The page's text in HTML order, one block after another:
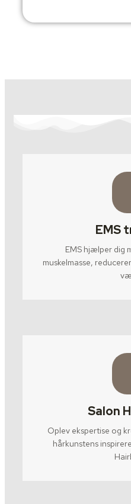
EMS
EMS hjælper dig
muskelmasse,
Salon
Oplev ekspertise og
hårkunstens